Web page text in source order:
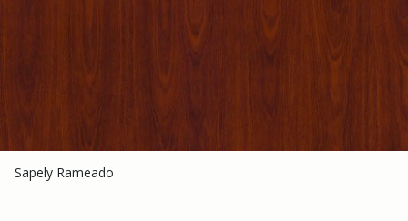
Sapely Rameado